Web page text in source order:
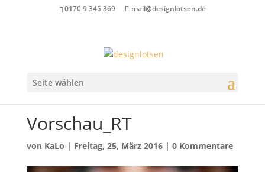
0170 9 345 369 mail@designlotsen.de
Seite wählen
Vorschau_RT
von KaLo | Freitag, 25, März 2016| 0 Kommentare